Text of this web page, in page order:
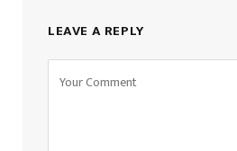
LEAVE A REPLY